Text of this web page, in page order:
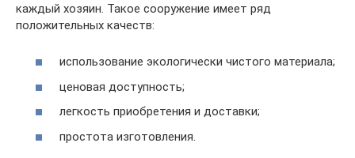
каждый хозяин. Такое сооружение имеет ряд
положительных качеств:
использование экологически чистого материала;
ценовая доступность;
легкость приобретения и доставки;
простота изготовления.